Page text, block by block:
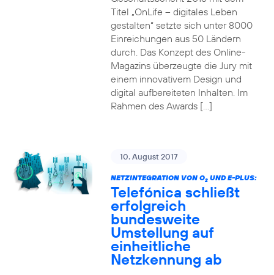
Titel „OnLife – digitales Leben
gestalten“ setzte sich unter 8000
Einreichungen aus 50 Ländern
durch. Das Konzept des Online-
Magazins überzeugte die Jury mit
einem innovativem Design und
digital aufbereiteten Inhalten. Im
Rahmen des Awards […]
10. August 2017
NETZINTEGRATION VON O2UND E-PLUS:
Telefónica schließt
erfolgreich
bundesweite
Umstellung auf
einheitliche
Netzkennung ab